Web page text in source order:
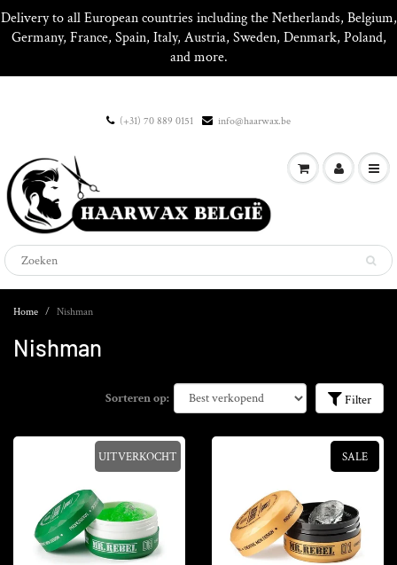
Delivery to all European countries including the Netherlands, Belgium,
Germany, France, Spain, Italy, Austria, Sweden, Denmark, Poland,
and more.
(+31) 70 889 0151 info@haarwax.be
Home Nishman
Nishman
Sorteren op: Filter
UITVERKOCHT SALE